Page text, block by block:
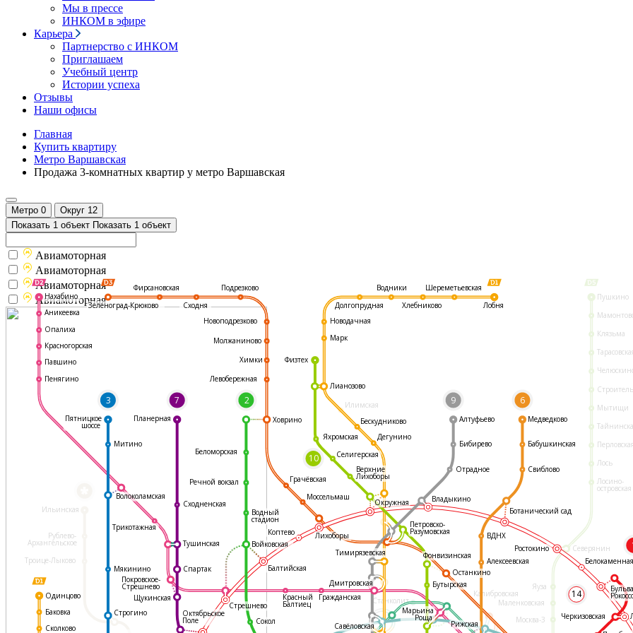
Мы в прессе
ИНКОМ в эфире
Карьера
Партнерство с ИНКОМ
Приглашаем
Учебный центр
Истории успеха
Отзывы
Наши офисы
Главная
Купить квартиру
Метро Варшавская
Продажа 3-комнатных квартир у метро Варшавская
Метро 0 Округ 12
Показать 1 объект Показать 1 объект
Илимская
Пушкино
Клязьма
Мытищи
Лось
Лосино-
островская
Северянин
Яуза
Маленковская
Москва-3
Ильинская
Рублево-
Архангельское
Троице-Лыково
Калибровская
Станколит
3 7
14
2 9 6
10
Фирсановская
Сходня
Подрезково
Новоподрезково
Молжаниново
Химки
Левобережная
Ховрино
Грачёвская
Моссельмаш
Останкино
Медведково
Бабушкинская
Свиблово
ВДНХ
Алексеевская
Рижская
Сокол
Красный
Балтиец
Гражданская
Дмитровская
Коптево Лихоборы
Балтийская
Войковская
Водный
стадион
Сходненская
Трикотажная
Волоколамская
Тушинская
Мякинино
Строгино
Митино
Нахабино
Аникеевка
Опалиха
Красногорская
Павшино
Пенягино
Одинцово
Баковка
Сколково
Пятницкое
шоссе
Планерная
Спартак
Стрешнево
Щукинская
Октябрьское
Поле
Окружная
Дегунино
Бескудниково
Верхние
Лихоборы
Селигерская
Физтех
Яхромская
Марк
Лианозово
Новодачная
Речной вокзал
Беломорская
Долгопрудная
Водники
Хлебниково
Шереметьевская
Лобня
Тимирязевская
Марьина
Роща
Савёловская
Фонвизинская
Бутырская
Петровско-
Разумовская
Покровское-
Стрешнево
Бибирево
Отрадное
Владыкино
Ботанический сад
Алтуфьево
Ростокино
Черкизовская
Зеленоград-Крюково
Авиамоторная
Авиамоторная
Авиамоторная
Авиамоторная